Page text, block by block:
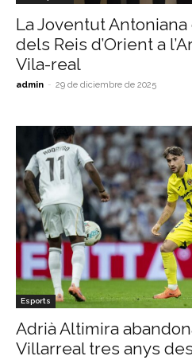
La Joventut
dels Reis d’Orient a
Vila-real
admin - 29 de diciembre de 2025
Esports
Adrià Altimira
Villarreal tres anys